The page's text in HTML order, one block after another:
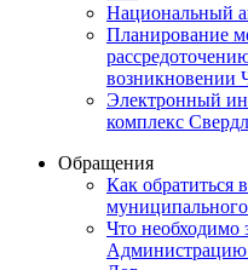
Национальный
Планирование
возникновении
Электронный
комплекс
Обращения
Как
Что необходимо
Администрацию